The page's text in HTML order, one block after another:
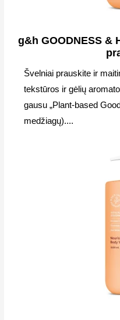
g&h GOODNESS &
Švelniai prauskite ir
tekstūros ir gėlių
gausu „Plant-based
medžiagų)....